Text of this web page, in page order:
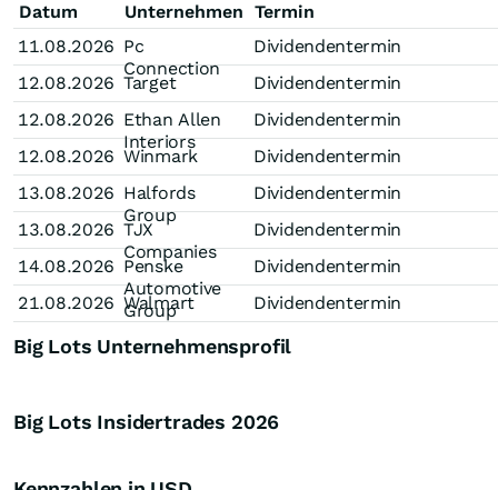
Datum Unternehmen Termin
11.08.2026 Pc
Connection
Dividendentermin
12.08.2026 Target
Dividendentermin
12.08.2026 Ethan Allen
Interiors
Dividendentermin
12.08.2026 Winmark
Dividendentermin
13.08.2026 Halfords
Group
Dividendentermin
13.08.2026 TJX
Companies
Dividendentermin
14.08.2026 Penske
Automotive
Group
Dividendentermin
21.08.2026 Walmart Dividendentermin
Big Lots Unternehmensprofil
Big Lots Insidertrades 2026